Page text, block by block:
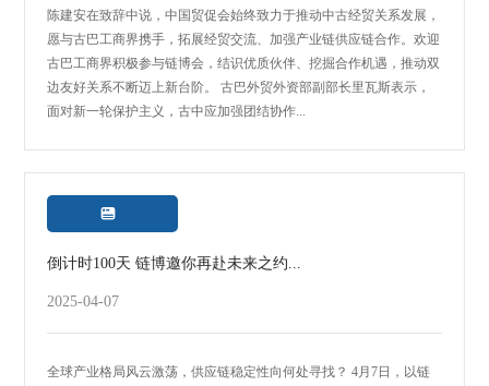
陈建安在致辞中说，中国贸促会始终致力于推动中古经贸关系发展，
愿与古巴工商界携手，拓展经贸交流、加强产业链供应链合作。欢迎
古巴工商界积极参与链博会，结识优质伙伴、挖掘合作机遇，推动双
边友好关系不断迈上新台阶。 古巴外贸外资部副部长里瓦斯表示，
面对新一轮保护主义，古中应加强团结协作...

倒计时100天 链博邀你再赴未来之约...
2025-04-07
全球产业格局风云激荡，供应链稳定性向何处寻找？ 4月7日，以链